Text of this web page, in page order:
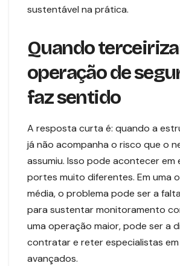
sustentável na prática.
Quando
operação de
faz sentido
A resposta curta é: quando a
já não acompanha o risco que o
assumiu. Isso pode acontecer em
portes muito diferentes. Em uma
média, o problema pode ser a
para sustentar monitoramento
uma operação maior, pode ser a
contratar e reter especialistas em
avançados.